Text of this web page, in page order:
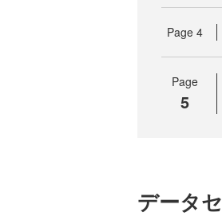
Page 4
Page
5
データ